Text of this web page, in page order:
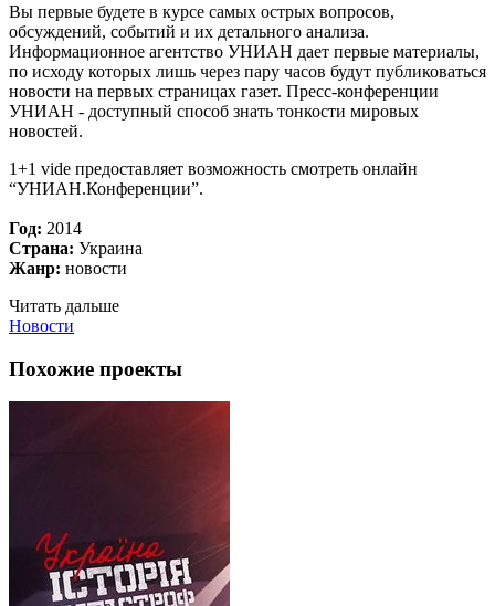
Вы первые будете в курсе самых острых вопросов,
обсуждений, событий и их детального анализа.
Информационное агентство УНИАН дает первые материалы,
по исходу которых лишь через пару часов будут публиковаться
новости на первых страницах газет. Пресс-конференции
УНИАН - доступный способ знать тонкости мировых
новостей.
1+1 vide предоставляет возможность смотреть онлайн
“УНИАН.Конференции”.
Год: 2014
Страна: Украина
Жанр: новости
Читать дальше
Новости
Похожие проекты